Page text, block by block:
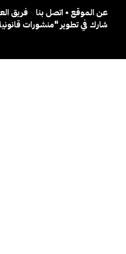
عن الموقع • اتصل بنا
فريق
شارك في تطوير "منشورات